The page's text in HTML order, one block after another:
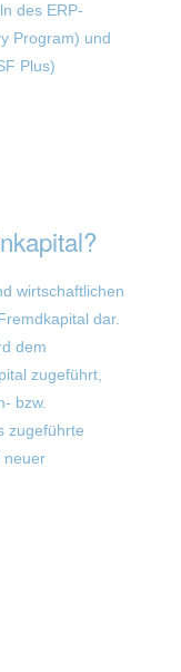
des ERP-
Program) und
Plus)
wirtschaftlichen
dar.
dem
zugeführt,
bzw.
zugeführte
neuer